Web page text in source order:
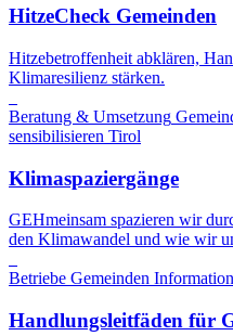
HitzeCheck Gemeinden
Hitzebetroffenheit abklären,
Klimaresilienz stärken.
Beratung & Umsetzung
sensibilisieren Tirol
Klimaspaziergänge
GEHmeinsam spazieren wir
den Klimawandel und wie wir
Betriebe Gemeinden
Handlungsleitfäden für